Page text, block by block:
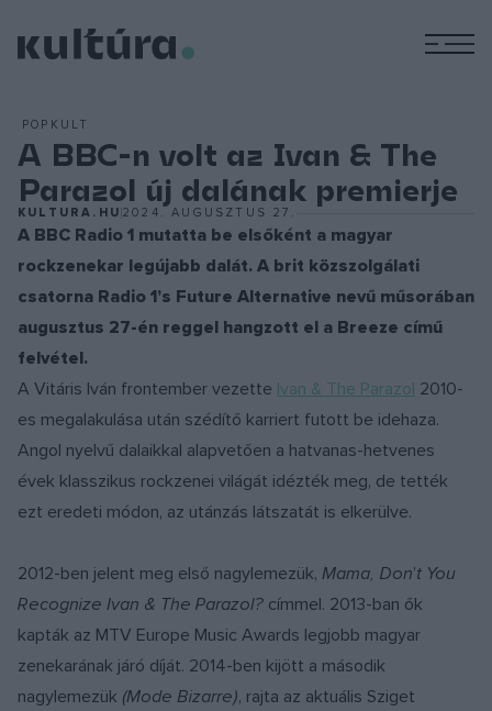
POPKULT
A BBC-n volt az Ivan & The
Parazol új dalának premierje
KULTURA.HU 2024. AUGUSZTUS 27.
A BBC Radio 1 mutatta be elsőként a magyar
rockzenekar legújabb dalát. A brit közszolgálati
csatorna Radio 1’s Future Alternative nevű műsorában
augusztus 27-én reggel hangzott el a Breeze című
felvétel.
A Vitáris Iván frontember vezette Ivan & The Parazol 2010-
es megalakulása után szédítő karriert futott be idehaza.
Angol nyelvű dalaikkal alapvetően a hatvanas-hetvenes
évek klasszikus rockzenei világát idézték meg, de tették
ezt eredeti módon, az utánzás látszatát is elkerülve.
2012-ben jelent meg első nagylemezük, Mama, Don’t You
Recognize Ivan & The Parazol? címmel. 2013-ban ők
kapták az MTV Europe Music Awards legjobb magyar
zenekarának járó díját. 2014-ben kijött a második
nagylemezük (Mode Bizarre), rajta az aktuális Sziget